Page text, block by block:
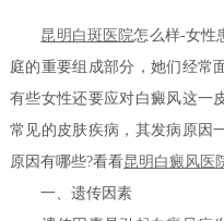
昆明白斑医院怎么样-女性
庭的重要组成部分，她们经常
有些女性还要应对白癜风这一
常见的皮肤疾病，其发病原因
原因有哪些?看看昆明白癜风医
一、遗传因素